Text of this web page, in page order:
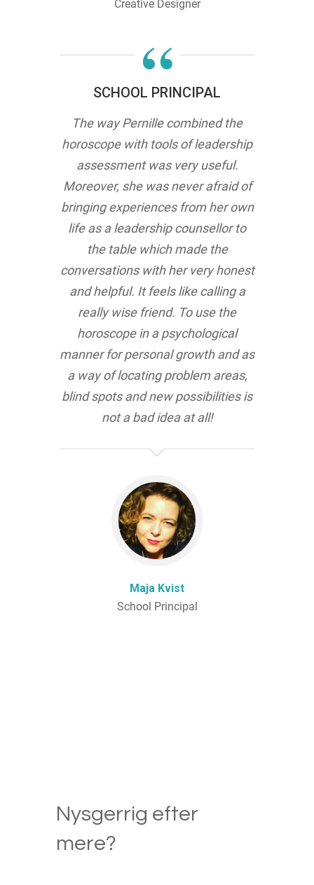
Creative Designer
“
SCHOOL PRINCIPAL
The way Pernille combined the
horoscope with tools of leadership
assessment was very useful.
Moreover, she was never afraid of
bringing experiences from her own
life as a leadership counsellor to
the table which made the
conversations with her very honest
and helpful. It feels like calling a
really wise friend. To use the
horoscope in a psychological
manner for personal growth and as
a way of locating problem areas,
blind spots and new possibilities is
not a bad idea at all!
Maja Kvist
School Principal
Nysgerrig efter
mere?